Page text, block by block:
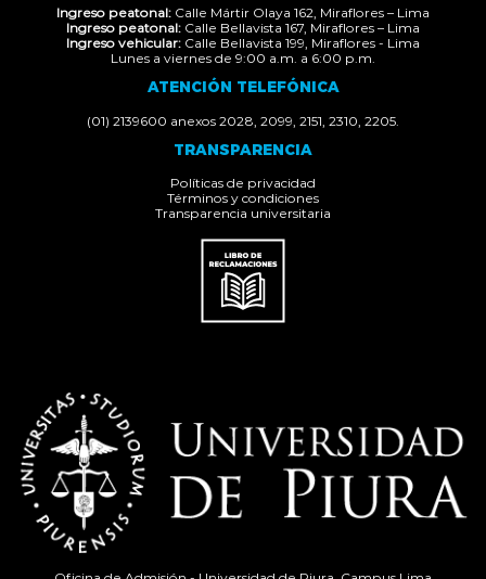
Ingreso peatonal: Calle Mártir Olaya 162, Miraflores – Lima
Ingreso peatonal: Calle Bellavista 167, Miraflores – Lima
Ingreso vehicular: Calle Bellavista 199, Miraflores - Lima
Lunes a viernes de 9:00 a.m. a 6:00 p.m.
ATENCIÓN TELEFÓNICA
(01) 2139600 anexos 2028, 2099, 2151, 2310, 2205.
TRANSPARENCIA
Políticas de privacidad
Términos y condiciones
Transparencia universitaria